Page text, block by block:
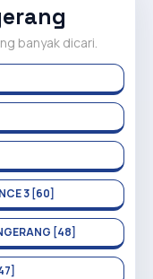
banyak dicari.
3 [60]
[48]